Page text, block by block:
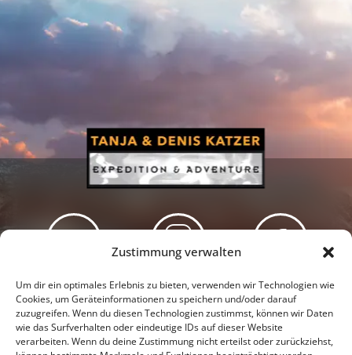
Zustimmung verwalten
Um dir ein optimales Erlebnis zu bieten, verwenden wir Technologien wie
Cookies, um Geräteinformationen zu speichern und/oder darauf
zuzugreifen. Wenn du diesen Technologien zustimmst, können wir Daten
wie das Surfverhalten oder eindeutige IDs auf dieser Website
verarbeiten. Wenn du deine Zustimmung nicht erteilst oder zurückziehst,
Newsletter Podcast Facebook